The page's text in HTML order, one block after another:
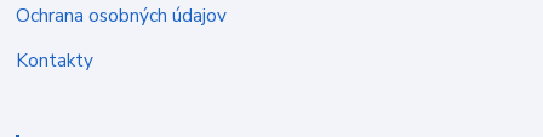
Ochrana osobných údajov
Kontakty